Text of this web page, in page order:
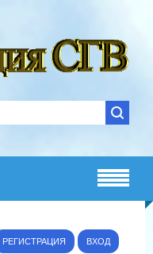
РЕГИСТРАЦИЯ ВХОД